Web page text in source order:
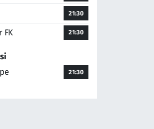
21:30
FK 21:30
21:30